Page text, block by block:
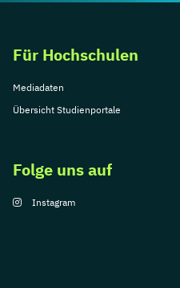
Für Hochschulen
Mediadaten
Übersicht Studienportale
Folge uns auf
Instagram